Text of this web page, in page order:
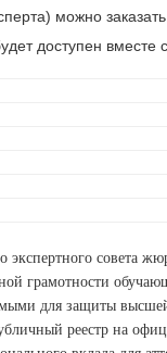
можно
доступен вместе
экспертного совета
грамотности
для защиты
реестр на